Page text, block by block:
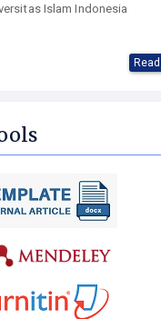
Islam Indonesia